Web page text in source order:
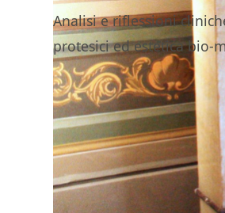
Analisi e riflessioni
protesici ed estetica bio-